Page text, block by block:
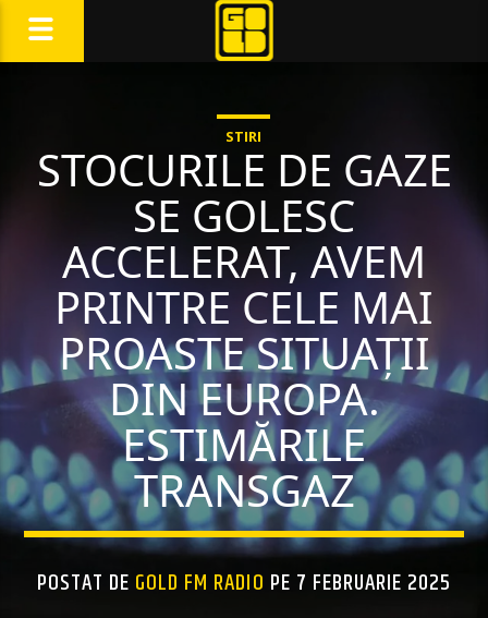
STIRI
STOCURILE DE GAZE
SE GOLESC
ACCELERAT, AVEM
PRINTRE CELE MAI
PROASTE SITUAȚII
DIN EUROPA.
ESTIMĂRILE
TRANSGAZ
POSTAT DE GOLD FM RADIO PE 7 FEBRUARIE 2025